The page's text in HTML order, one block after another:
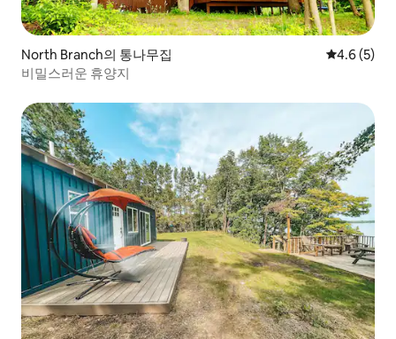
North Branch의 통나무집 평점 4.6점
4.6 (5)
비밀스러운 휴양지